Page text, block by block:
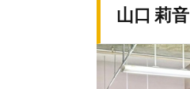
山口 莉音